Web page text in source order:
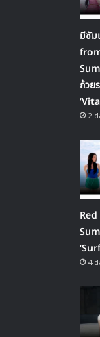
มีซัม
ถ้วย
2
4